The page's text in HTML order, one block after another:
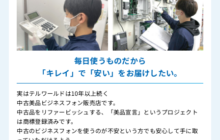
毎日使うものだから
「キレイ」で「安い」をお届けしたい。
実はテルワールドは10年以上続く
中古美品ビジネスフォン販売店です。
中古品をリファービッシュする、「美品宣言」というプロジェクト
は商標登録済みです。
中古のビジネスフォンを使うのが不安という方でも安心して手に取